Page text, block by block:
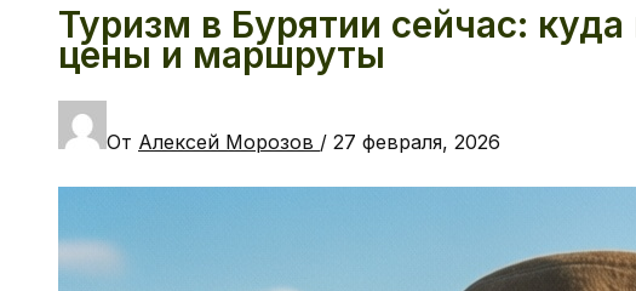
Туризм в Бурятии сейчас: куда
цены и маршруты
От Алексей Морозов / 27 февраля, 2026